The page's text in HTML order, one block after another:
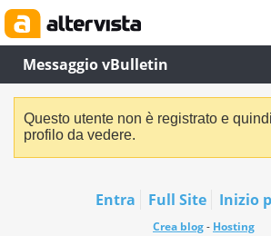
Messaggio vBulletin
Questo utente non è registrato e
profilo da vedere.
Entra Full Site Inizio
Crea blog- Hosting